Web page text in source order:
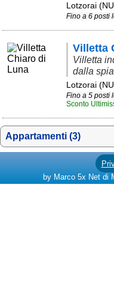
Lotzorai
Fino a 6 posti
Villetta
Villetta
dalla
Lotzorai
Fino a 5 posti
Sconto
Appartamenti (3)
by Marco 5x Net di
➕ Segnala evento
Area riservata
Chi siamo
Blog
Eventi e cose da
➕ Segnala evento
Area riservata
Ambienti